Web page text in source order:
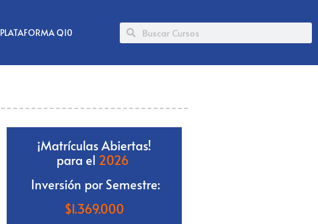
PLATAFORMA Q10
¡Matrículas Abiertas!
para el 2026
Inversión por Semestre:
$1.369.000